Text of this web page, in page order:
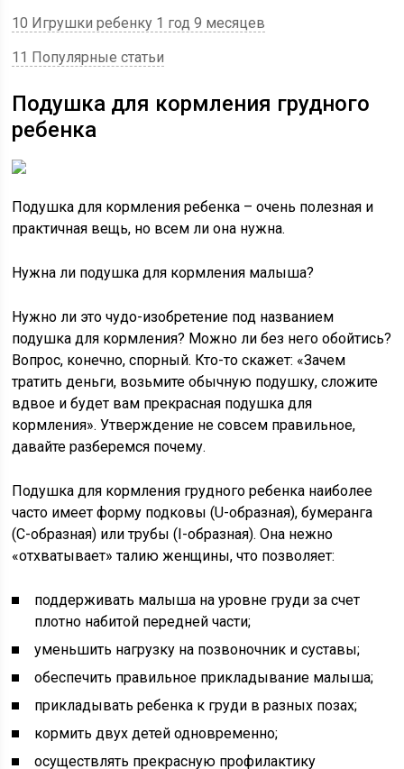
10 Игрушки ребенку 1 год 9 месяцев
11 Популярные статьи
Подушка для кормления грудного
ребенка
Подушка для кормления ребенка – очень полезная и
практичная вещь, но всем ли она нужна.
Нужна ли подушка для кормления малыша?
Нужно ли это чудо-изобретение под названием
подушка для кормления? Можно ли без него обойтись?
Вопрос, конечно, спорный. Кто-то скажет: «Зачем
тратить деньги, возьмите обычную подушку, сложите
вдвое и будет вам прекрасная подушка для
кормления». Утверждение не совсем правильное,
давайте разберемся почему.
Подушка для кормления грудного ребенка наиболее
часто имеет форму подковы (U-образная), бумеранга
(С-образная) или трубы (I-образная). Она нежно
«отхватывает» талию женщины, что позволяет:
поддерживать малыша на уровне груди за счет
плотно набитой передней части;
уменьшить нагрузку на позвоночник и суставы;
обеспечить правильное прикладывание малыша;
прикладывать ребенка к груди в разных позах;
кормить двух детей одновременно;
осуществлять прекрасную профилактику